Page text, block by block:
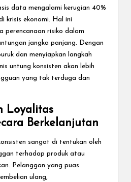
data mengalami kerugian 40%
krisis ekonomi. Hal ini
perencanaan risiko dalam
jangka panjang. Dengan
dan menyiapkan langkah
untung konsisten akan lebih
yang tak terduga dan
Loyalitas
Berkelanjutan
sangat di tentukan oleh
terhadap produk atau
Pelanggan yang puas
ulang,